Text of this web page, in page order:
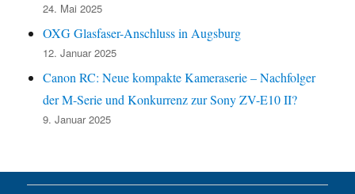
24. Mai 2025
OXG Glasfaser-Anschluss in Augsburg
12. Januar 2025
Canon RC: Neue kompakte Kameraserie – Nachfolger
der M-Serie und Konkurrenz zur Sony ZV-E10 II?
9. Januar 2025